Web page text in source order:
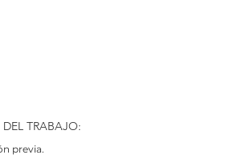
DEL TRABAJO:
previa.